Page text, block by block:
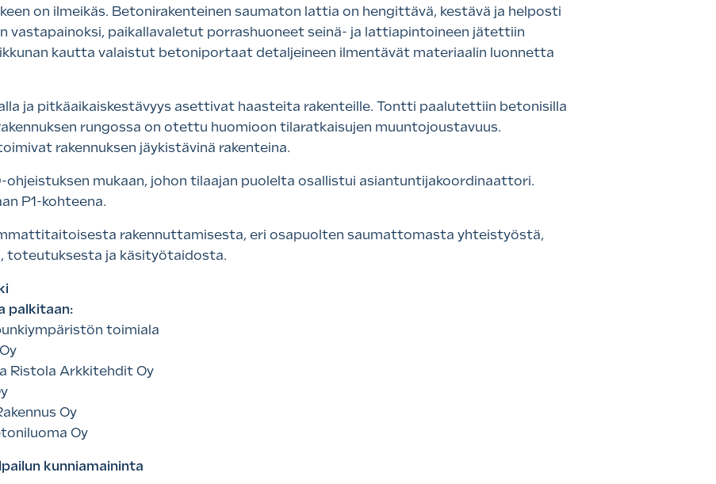
on ilmeikäs. Betonirakenteinen saumaton lattia on hengittävä, kestävä ja helposti
vastapainoksi, paikallavaletut porrashuoneet seinä- ja lattiapintoineen jätettiin
kautta valaistut betoniportaat detaljeineen ilmentävät materiaalin luonnetta
ja pitkäaikaiskestävyys asettivat haasteita rakenteille. Tontti paalutettiin betonisilla
rungossa on otettu huomioon tilaratkaisujen muuntojoustavuus.
rakennuksen jäykistävinä rakenteina.
mukaan, johon tilaajan puolelta osallistui asiantuntijakoordinaattori.
P1-kohteena.
rakennuttamisesta, eri osapuolten saumattomasta yhteistyöstä,
toteutuksesta ja käsityötaidosta.
palkitaan:
toimiala
Ristola Arkkitehdit Oy
Oy
Oy
kunniamaininta